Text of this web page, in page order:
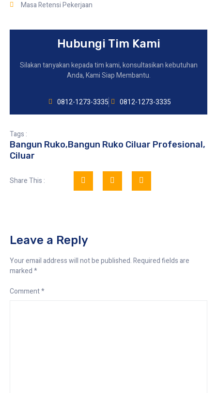
Masa Retensi Pekerjaan
Hubungi Tim Kami
Silakan tanyakan kepada tim kami, konsultasikan kebutuhan
Anda, Kami Siap Membantu.
0812-1273-3335 0812-1273-3335
Tags :
Bangun Ruko,Bangun Ruko Ciluar Profesional,
Ciluar
Share This :
Leave a Reply
Your email address will not be published.Required fields are
marked*
Comment*